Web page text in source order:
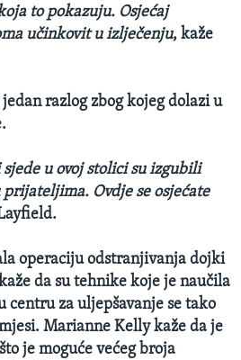
to pokazuju. Osjećaj
učinkovit u izlječenju, kaže
razlog zbog kojeg dolazi u
u ovoj stolici su izgubili
Ovdje se osjećate
operaciju odstranjivanja dojki
da su tehnike koje je naučila
centru za uljepšavanje se tako
Marianne Kelly kaže da je
je moguće većeg broja